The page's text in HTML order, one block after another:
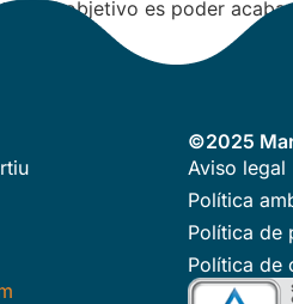
y el objetivo es poder
©2025
Aviso legal
Política
Política de
Política de